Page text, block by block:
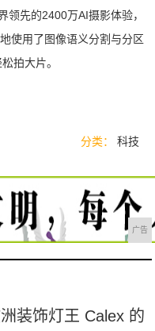
领先的2400万AI摄影体验，
使用了图像语义分割与分区
拍大片。
分类： 科技
广告
装饰灯王 Calex 的